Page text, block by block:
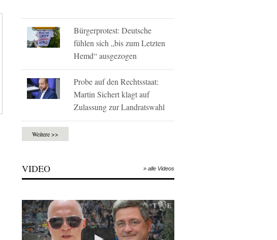
Bürgerprotest: Deutsche
fühlen sich „bis zum Letzten
Hemd“ ausgezogen
Probe auf den Rechtsstaat:
Martin Sichert klagt auf
Zulassung zur Landratswahl
Weitere >>
VIDEO » alle Videos